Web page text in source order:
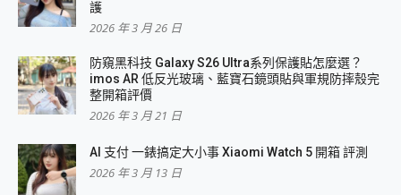
護
2026 年 3 月 26 日
防窺黑科技 Galaxy S26 Ultra系列保護貼怎麼選？
imos AR 低反光玻璃、藍寶石鏡頭貼與軍規防摔殼完
整開箱評價
2026 年 3 月 21 日
AI 支付 一錶搞定大小事 Xiaomi Watch 5 開箱 評測
2026 年 3 月 13 日